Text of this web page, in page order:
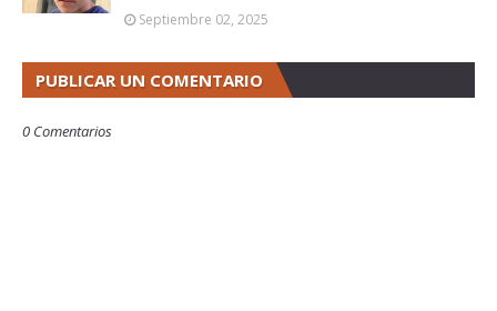
Septiembre 02, 2025
PUBLICAR UN COMENTARIO
0 Comentarios